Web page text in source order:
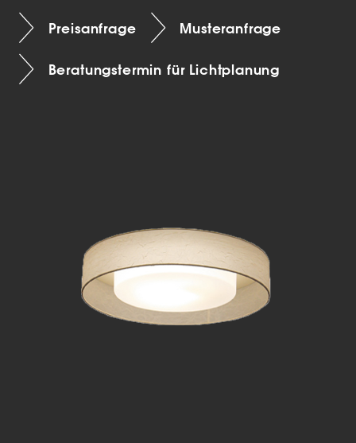
Preisanfrage Musteranfrage
Beratungstermin für Lichtplanung